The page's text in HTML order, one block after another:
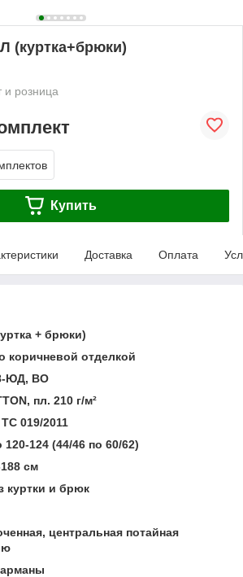
(куртка+брюки)
и розница
Купить
Доставка Оплата
+ брюки)
коричневой отделкой
ЮД, ВО
пл. 210 г/м²
019/2011
124 (44/46 по 60/62)
см
куртки и брюк
центральная потайная